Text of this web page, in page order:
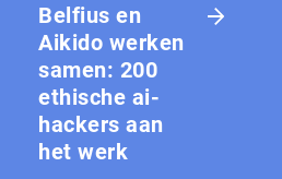
Belfius en
Aikido werken
samen: 200
ethische ai-
hackers aan
het werk